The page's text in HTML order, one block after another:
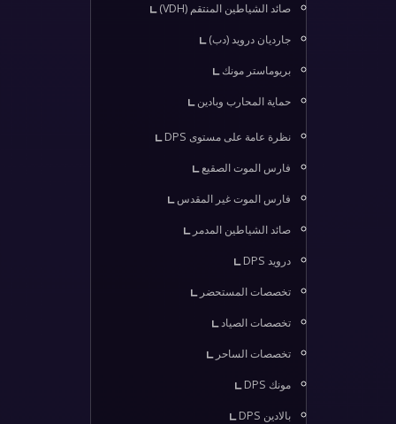
صائد الشياطين المنتقم (VDH)
جارديان درويد (دب)
بريوماستر مونك
حماية المحارب وبادين
نظرة عامة على مستوى DPS
فارس الموت الصقيع
فارس الموت غير المقدس
صائد الشياطين المدمر
درويد DPS
تخصصات المستحضر
تخصصات الصياد
تخصصات الساحر
مونك DPS
بالادين DPS